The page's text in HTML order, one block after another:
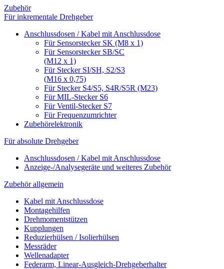
Zubehör
Für inkrementale Drehgeber
Anschlussdosen / Kabel mit Anschlussdose
Für Sensorstecker SK (M8 x 1)
Für Sensorstecker SB/SC
(M12 x 1)
Für Stecker SI/SH, S2/S3
(M16 x 0,75)
Für Stecker S4/S5, S4R/S5R (M23)
Für MIL-Stecker S6
Für Ventil-Stecker S7
Für Frequenzumrichter
Zubehörelektronik
Für absolute Drehgeber
Anschlussdosen / Kabel mit Anschlussdose
Anzeige-/Analysegeräte und weiteres Zubehör
Zubehör allgemein
Kabel mit Anschlussdose
Montagehilfen
Drehmomentstützen
Kupplungen
Reduzierhülsen / Isolierhülsen
Messräder
Wellenadapter
Federarm, Linear-Ausgleich-Drehgeberhalter